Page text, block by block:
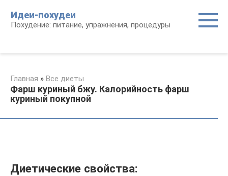
контенту
Идеи-похудеи
Похудение: питание, упражнения, процедуры
Главная » Все диеты
Фарш куриный бжу. Калорийность фарш
куриный покупной
Диетические свойства: